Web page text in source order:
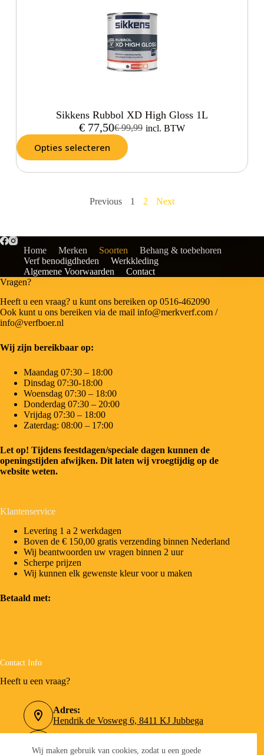
Wij maken gebruik van cookies, zodat u een goede
Sikkens Rubbol XD High Gloss 1L
€99,99
€77,50 incl. BTW
Opties selecteren
Previous 1 2 Next
Home Merken Soorten
Behang & toebehoren
Verf benodigdheden
Werkkleding
Algemene Voorwaarden
Contact
Vragen?
Heeft u een vraag? u kunt ons bereiken op 0516-462090
Ook kunt u ons bereiken via de mail info@merkverf.com /
info@verfboer.nl
Wij zijn bereikbaar op:
Maandag 07:30 – 18:00
Dinsdag 07:30-18:00
Woensdag 07:30 – 18:00
Donderdag 07:30 – 20:00
Vrijdag 07:30 – 18:00
Zaterdag: 08:00 – 17:00
Let op! Tijdens feestdagen/speciale dagen kunnen de
openingstijden afwijken. Dit laten wij vroegtijdig op de
website weten.
Klantenservice
Levering 1 a 2 werkdagen
Boven de € 150,00 gratis verzending binnen Nederland
Wij beantwoorden uw vragen binnen 2 uur
Scherpe prijzen
Wij kunnen elk gewenste kleur voor u maken
Betaald met:
Contact Info
Heeft u een vraag?
Adres:
Hendrik de Vosweg 6, 8411 KJ Jubbega
0516-462090